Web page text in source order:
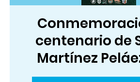
centenario de
Martínez